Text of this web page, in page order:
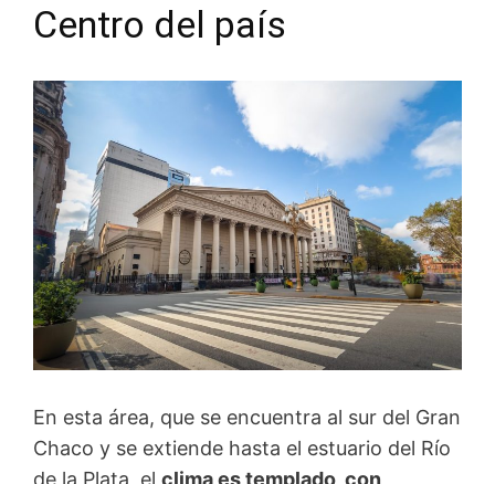
Centro del país
En esta área, que se encuentra al sur del Gran
Chaco y se extiende hasta el estuario del Río
de la Plata, el clima es templado, con